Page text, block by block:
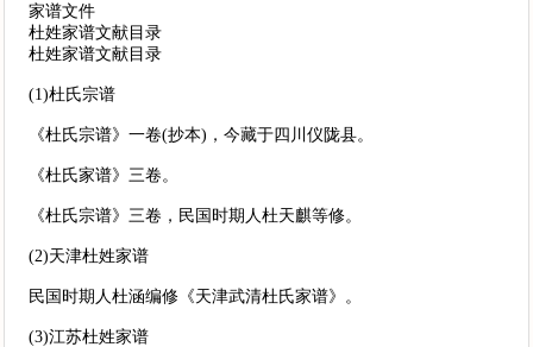
家谱文件
杜姓家谱文献目录
杜姓家谱文献目录
(1)杜氏宗谱
《杜氏宗谱》一卷(抄本)，今藏于四川仪陇县。
《杜氏家谱》三卷。
《杜氏宗谱》三卷，民国时期人杜天麒等修。
(2)天津杜姓家谱
民国时期人杜涵编修《天津武清杜氏家谱》。
(3)江苏杜姓家谱